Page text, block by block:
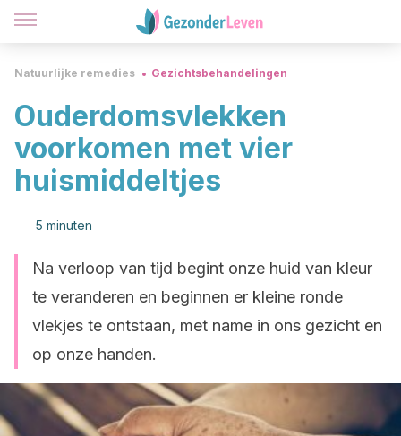
Natuurlijke remedies Gezichtsbehandelingen
Ouderdomsvlekken
voorkomen met vier
huismiddeltjes
5 minuten
Na verloop van tijd begint onze huid van kleur
te veranderen en beginnen er kleine ronde
vlekjes te ontstaan, met name in ons gezicht en
op onze handen.